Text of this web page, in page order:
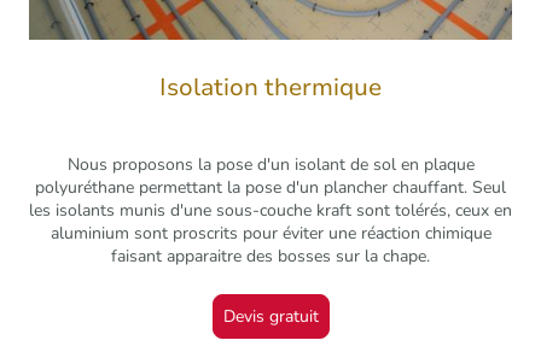
Isolation thermique
Nous proposons la pose d'un isolant de sol en plaque
polyuréthane permettant la pose d'un plancher chauffant. Seul
les isolants munis d'une sous-couche kraft sont tolérés, ceux en
aluminium sont proscrits pour éviter une réaction chimique
faisant apparaitre des bosses sur la chape.
Devis gratuit